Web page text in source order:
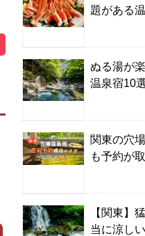
題がある
ぬる湯が
温泉宿10
関東の穴
も予約が
【関東】
当に涼し